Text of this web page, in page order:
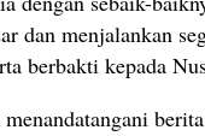
dan menjalankan
berbakti kepada